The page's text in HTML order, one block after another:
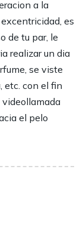
a la
es
de tu par, le
realizar un dia
se viste
etc. con el fin
el pelo